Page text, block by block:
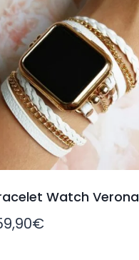
Watch Verona
€